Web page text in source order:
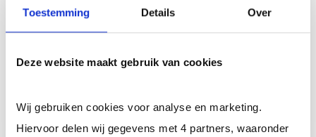
Toestemming Details Over
Deze website maakt gebruik van cookies
Wij gebruiken cookies voor analyse en marketing.
Hiervoor delen wij gegevens met 4 partners, waaronder
kandidaten berekenen wij geen kosten.
No match? No pay!Kosten worden
alleen gemaakt als een professional
Meer informatie